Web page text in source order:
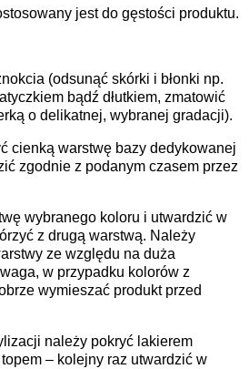
jest do gęstości produktu.
(odsunąć skórki i błonki np.
bądź dłutkiem, zmatowić
o delikatnej, wybranej gradacji).
cienką warstwę bazy dedykowanej
zgodnie z podanym czasem przez
wybranego koloru i utwardzić w
z drugą warstwą. Należy
ze względu na duża
w przypadku kolorów z
wymieszać produkt przed
należy pokryć lakierem
– kolejny raz utwardzić w